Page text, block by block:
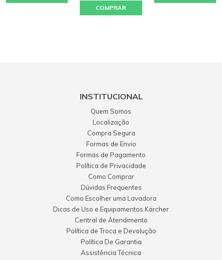
COMPRAR
INSTITUCIONAL
Quem Somos
Localização
Compra Segura
Formas de Envio
Formas de Pagamento
Política de Privacidade
Como Comprar
Dúvidas Frequentes
Como Escolher uma Lavadora
Dicas de Uso e Equipamentos Kärcher
Central de Atendimento
Política de Troca e Devolução
Política De Garantia
Assistência Técnica